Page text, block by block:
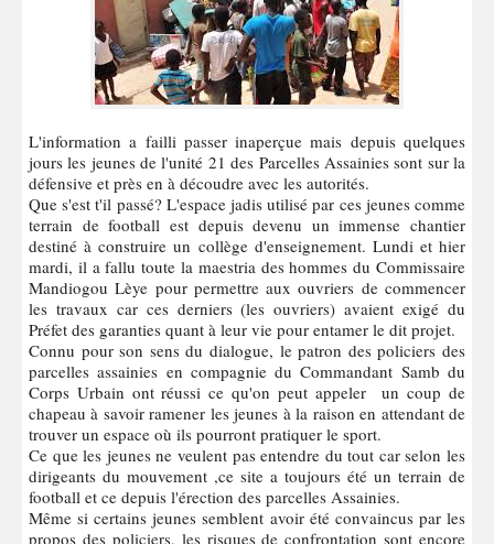
L'information a failli passer inaperçue mais depuis quelques
jours les jeunes de l'unité 21 des Parcelles Assainies sont sur la
défensive et près en à découdre avec les autorités.
Que s'est t'il passé? L'espace jadis utilisé par ces jeunes comme
terrain de football est depuis devenu un immense chantier
destiné à construire un collège d'enseignement. Lundi et hier
mardi, il a fallu toute la maestria des hommes du Commissaire
Mandiogou Lèye pour permettre aux ouvriers de commencer
les travaux car ces derniers (les ouvriers) avaient exigé du
Préfet des garanties quant à leur vie pour entamer le dit projet.
Connu pour son sens du dialogue, le patron des policiers des
parcelles assainies en compagnie du Commandant Samb du
Corps Urbain ont réussi ce qu'on peut appeler un coup de
chapeau à savoir ramener les jeunes à la raison en attendant de
trouver un espace où ils pourront pratiquer le sport.
Ce que les jeunes ne veulent pas entendre du tout car selon les
dirigeants du mouvement ,ce site a toujours été un terrain de
football et ce depuis l'érection des parcelles Assainies.
Même si certains jeunes semblent avoir été convaincus par les
propos des policiers, les risques de confrontation sont encore